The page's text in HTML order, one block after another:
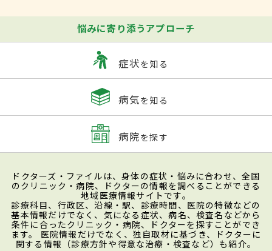
悩みに寄り添うアプローチ
症状を知る
病気を知る
病院を探す
ドクターズ・ファイルは、身体の症状・悩みに合わせ、全国
のクリニック・病院、ドクターの情報を調べることができる
地域医療情報サイトです。
診療科目、行政区、沿線・駅、診療時間、医院の特徴などの
基本情報だけでなく、気になる症状、病名、検査名などから
条件に合ったクリニック・病院、ドクターを探すことができ
ます。 医院情報だけでなく、独自取材に基づき、ドクターに
関する情報（診療方針や得意な治療・検査など）も紹介。